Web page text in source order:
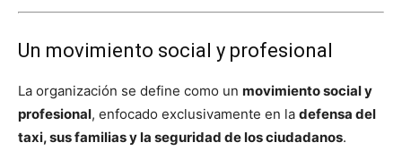
Un movimiento social y profesional
La organización se define como un movimiento social y
profesional, enfocado exclusivamente en la defensa del
taxi, sus familias y la seguridad de los ciudadanos.